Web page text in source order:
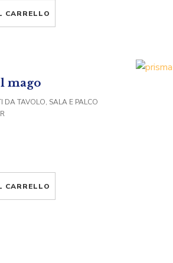
CARRELLO
mago
DA TAVOLO, SALA E PALCO
CARRELLO